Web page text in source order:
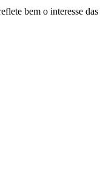
bem o interesse